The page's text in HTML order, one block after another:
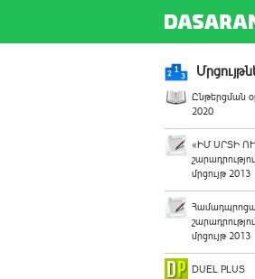
Ընթերցման
2020
«ԻՄ ՍՐՏԻ
մրցույթ 2013
մրցույթ 2013
DUEL PLUS